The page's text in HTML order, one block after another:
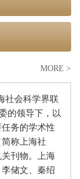
MORE >
社会科学界联
的领导下，以
务的学术性
称上海社
刊物。上海
储文、秦绍